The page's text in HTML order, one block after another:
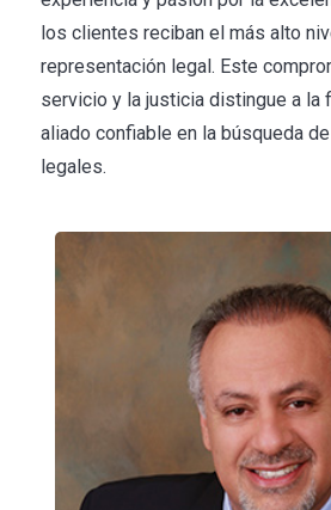
los clientes reciban el más alto
representación legal. Este
servicio y la justicia distingue a la
aliado confiable en la búsqueda
legales.